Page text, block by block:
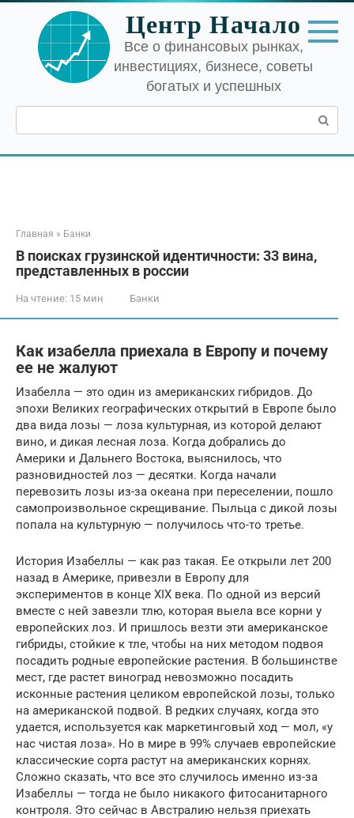
Перейти
контенту
Центр Начало
Все о финансовых рынках,
инвестициях, бизнесе, советы
богатых и успешных
Поиск:
Главная » Банки
В поисках грузинской идентичности: 33 вина,
представленных в россии
На чтение: 15 мин Банки
Как изабелла приехала в Европу и почему
ее не жалуют
Изабелла — это один из американских гибридов. До
эпохи Великих географических открытий в Европе было
два вида лозы — лоза культурная, из которой делают
вино, и дикая лесная лоза. Когда добрались до
Америки и Дальнего Востока, выяснилось, что
разновидностей лоз — десятки. Когда начали
перевозить лозы из-за океана при переселении, пошло
самопроизвольное скрещивание. Пыльца с дикой лозы
попала на культурную — получилось что-то третье.
История Изабеллы — как раз такая. Ее открыли лет 200
назад в Америке, привезли в Европу для
экспериментов в конце XIX века. По одной из версий
вместе с ней завезли тлю, которая выела все корни у
европейских лоз. И пришлось везти эти американское
гибриды, стойкие к тле, чтобы на них методом подвоя
посадить родные европейские растения. В большинстве
мест, где растет виноград невозможно посадить
исконные растения целиком европейской лозы, только
на американской подвой. В редких случаях, когда это
удается, используется как маркетинговый ход — мол, «у
нас чистая лоза». Но в мире в 99% случаев европейские
классические сорта растут на американских корнях.
Сложно сказать, что все это случилось именно из-за
Изабеллы — тогда не было никакого фитосанитарного
контроля. Это сейчас в Австралию нельзя приехать